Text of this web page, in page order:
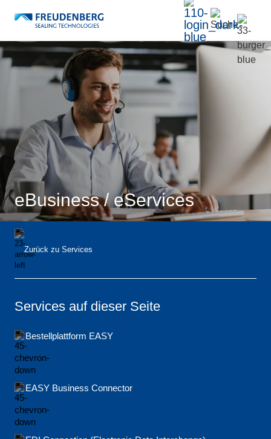
eBusiness / eServices
Zurück zu Services
Services auf dieser Seite
Bestellplattform EASY
EASY Business Connector